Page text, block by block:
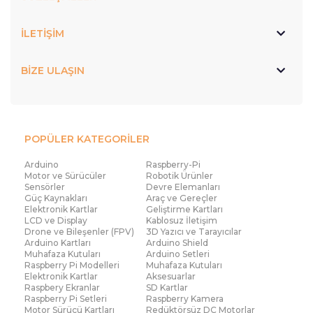
temsil eder. Hafif yapısı sayesinde taşınabilir
programlama dilleriyle uyumlu olması, geliştiricilere
sunduğu ürün çeşitliliği, kullanıcıların ihtiyacına
temel nedeni, elektronik sistemleri günlük yaşamla
aracılığıyla veri toplayabilen, ışık ve hareket tepkisi
verebilen bu sistemler, interaktif projelerin
geliştirilmesinde büyük rol oynar. Eğitimden sanata,
sağlıktan mühendislik projelerine kadar geniş bir
kullanım alanı bulunur. Özellikle yenilikçi tasarımlar
oluşturmak isteyen kullanıcılar için güçlü bir altyapı
sunar. Lilypad tabanlı sistemler, öğrenme sürecini
kolaylaştırır ve de yaratıcılığı artırır. Lilypad giyilebilir
İLETİŞİM
BİZE ULAŞIN
POPÜLER KATEGORİLER
Arduino
Raspberry-Pi
Motor ve Sürücüler
Robotik Ürünler
Sensörler
Devre Elemanları
Güç Kaynakları
Araç ve Gereçler
Elektronik Kartlar
Geliştirme Kartları
LCD ve Display
Kablosuz İletişim
Drone ve Bileşenler (FPV)
3D Yazıcı ve Tarayıcılar
Arduino Kartları
Arduino Shield
Muhafaza Kutuları
Arduino Setleri
Raspberry Pi Modelleri
Muhafaza Kutuları
Elektronik Kartlar
Aksesuarlar
Raspbery Ekranlar
SD Kartlar
Raspberry Pi Setleri
Raspberry Kamera
Motor Sürücü Kartları
Redüktörsüz DC Motorlar